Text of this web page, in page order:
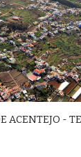
ACENTEJO -